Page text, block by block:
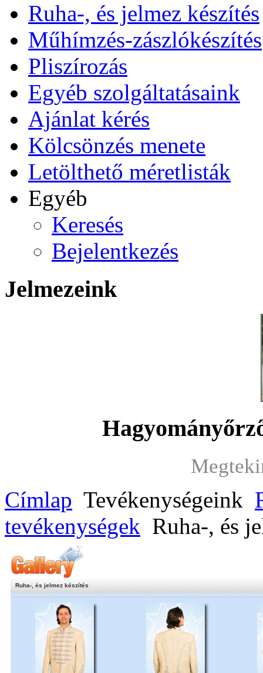
Ruha-, és jelmez készítés
Műhímzés-zászlókészítés
Pliszírozás
Egyéb szolgáltatásaink
Ajánlat kérés
Kölcsönzés menete
Letölthető méretlisták
Egyéb
Keresés
Bejelentkezés
Jelmezeink
Címlap Tevékenységeink
tevékenységek Ruha-, és
Ruha-, és jelmez készítés